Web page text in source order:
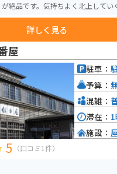
絶品です。気持ちよく北上してい
感じる風景があったりと撮影スポ
詳しく見る
屋
5 （口コミ1件）
駐車：
予算：
混雑：
滞在：
施設：